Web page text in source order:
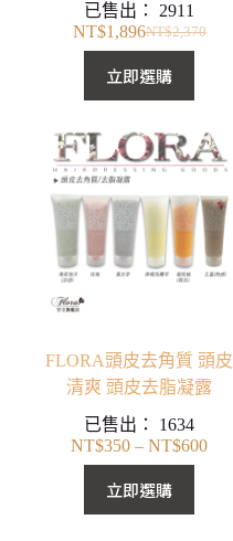
已售出： 2911
NT$2,370
始
價
NT$2,370。
NT$1,896
前
價
NT$1,896。
立即選購
FLORA頭皮去角質 頭皮
清爽 頭皮去脂凝露
已售出： 1634
NT$350 – NT$600價
立即選購